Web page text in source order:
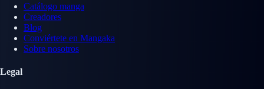
Catálogo manga
Creadores
Blog
Conviértete en Mangaka
Sobre nosotros
Legal